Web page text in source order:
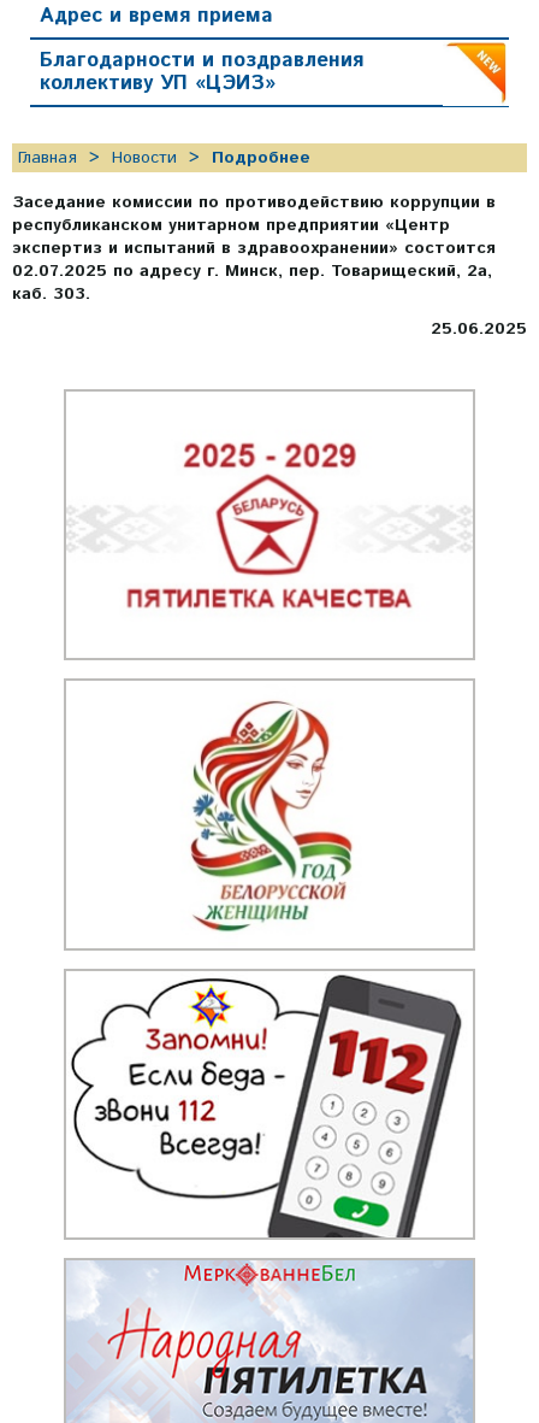
Адрес и время приема
Благодарности и поздравления
коллективу УП «ЦЭИЗ»
Главная Новости
Подробнее
Заседание комиссии по противодействию коррупции в
республиканском унитарном предприятии «Центр
экспертиз и испытаний в здравоохранении» состоится
02.07.2025 по адресу г. Минск, пер. Товарищеский, 2а,
каб. 303.
25.06.2025